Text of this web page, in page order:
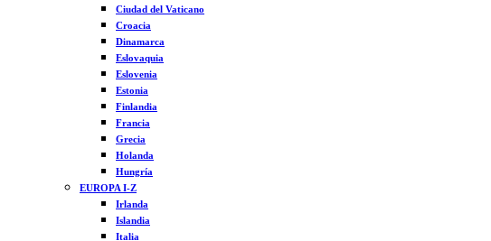
Ciudad del Vaticano
Croacia
Dinamarca
Eslovaquia
Eslovenia
Estonia
Finlandia
Francia
Grecia
Holanda
Hungría
EUROPA I-Z
Irlanda
Islandia
Italia